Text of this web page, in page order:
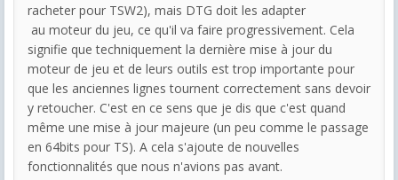
racheter pour TSW2), mais DTG doit les adapter
au moteur du jeu, ce qu'il va faire progressivement. Cela
signifie que techniquement la dernière mise à jour du
moteur de jeu et de leurs outils est trop importante pour
que les anciennes lignes tournent correctement sans devoir
y retoucher. C'est en ce sens que je dis que c'est quand
même une mise à jour majeure (un peu comme le passage
en 64bits pour TS). A cela s'ajoute de nouvelles
fonctionnalités que nous n'avions pas avant.